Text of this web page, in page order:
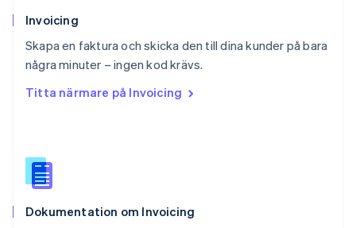
Invoicing
Skapa en faktura och skicka den till dina kunder på bara
några minuter – ingen kod krävs.
Titta närmare på Invoicing
Dokumentation om Invoicing
Schweiz
Deutsch
Singapore
English 简体中文
English
Español
Storbritannien
Sverige